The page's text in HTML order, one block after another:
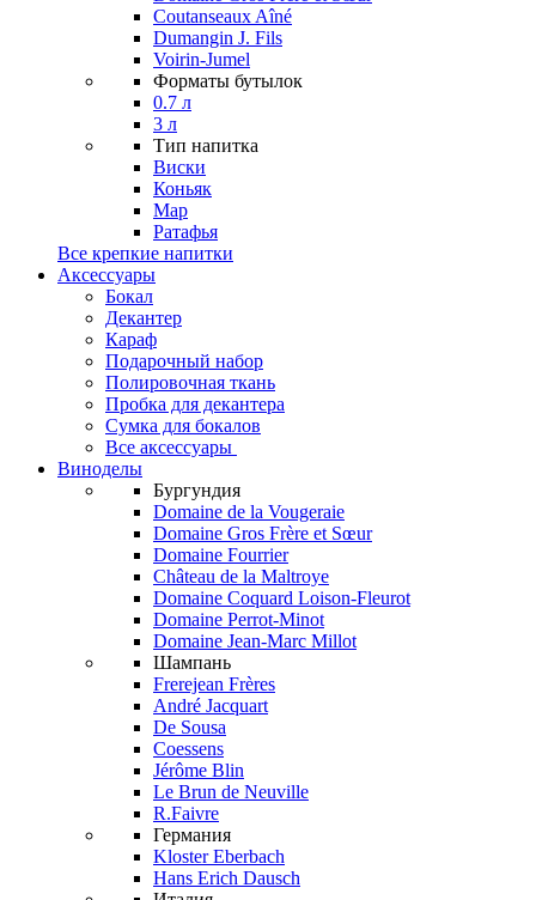
Coutanseaux Aîné
Dumangin J. Fils
Voirin-Jumel
Форматы бутылок
0.7 л
3 л
Тип напитка
Виски
Коньяк
Мар
Ратафья
Все крепкие напитки
Аксессуары
Бокал
Декантер
Караф
Подарочный набор
Полировочная ткань
Пробка для декантера
Сумка для бокалов
Все аксессуары
Виноделы
Бургундия
Domaine de la Vougeraie
Domaine Gros Frère et Sœur
Domaine Fourrier
Château de la Maltroye
Domaine Coquard Loison-Fleurot
Domaine Perrot-Minot
Domaine Jean-Marc Millot
Шампань
Frerejean Frères
André Jacquart
De Sousa
Coessens
Jérôme Blin
Le Brun de Neuville
R.Faivre
Германия
Kloster Eberbach
Hans Erich Dausch